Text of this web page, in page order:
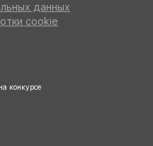
данных
cookie
конкурсе